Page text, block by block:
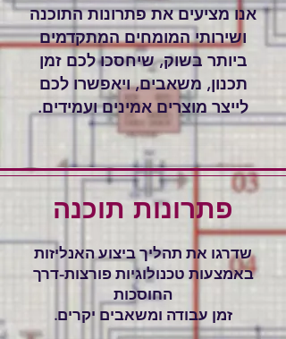
אנו מציעים את פתרונות התוכנה
ושירותי המומחים המתקדמים
ביותר בשוק, שיחסכו לכם זמן
תכנון, משאבים, ויאפשרו לכם
לייצר מוצרים אמינים ועמידים.
פתרונות תוכנה
שדרגו את תהליך ביצוע האנליזות
באמצעות טכנולוגיות פורצות-דרך
החוסכות
זמן עבודה ומשאבים יקרים.